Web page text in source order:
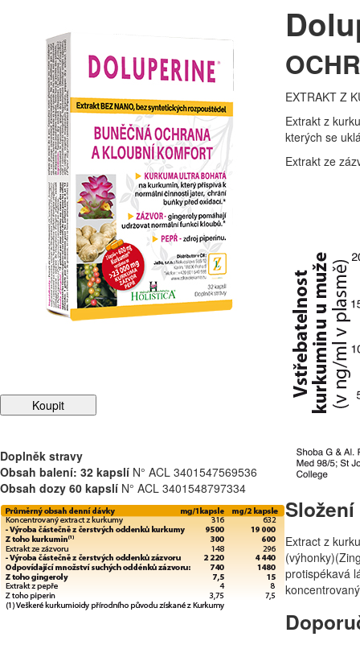
Doplněk stravy
Obsah balení: 32 kapslí N° ACL 3401547569536
Obsah dozy 60 kapslí N° ACL 3401548797334
EXTRAKT Z
Extrakt z
kterých se
Extrakt ze
Složení
Extract z
protispékavá